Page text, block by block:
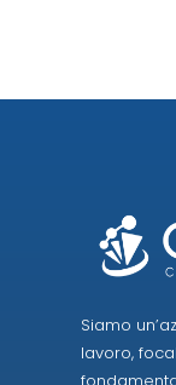
Siamo
lavoro,